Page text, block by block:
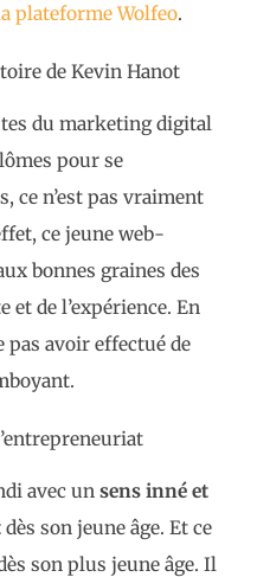
plateforme Wolfeo.
de Kevin Hanot
du marketing digital
pour se
ce n’est pas vraiment
ce jeune web-
bonnes graines des
et de l’expérience. En
avoir effectué de
avec un sens inné et
dès son jeune âge. Et ce
son plus jeune âge. Il